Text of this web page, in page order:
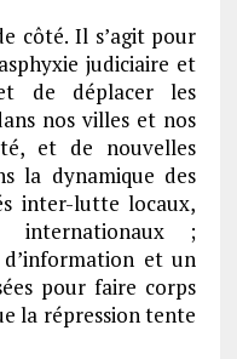
côté. Il s’agit pour
judiciaire et
de déplacer les
nos villes et nos
et de nouvelles
la dynamique des
inter-lutte locaux,
internationaux ;
d’information et un
pour faire corps
la répression tente